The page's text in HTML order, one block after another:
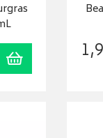
Ajouter au panier
1,